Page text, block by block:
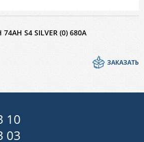
S4 SILVER (0) 680A
ЗАКАЗАТЬ
10
03